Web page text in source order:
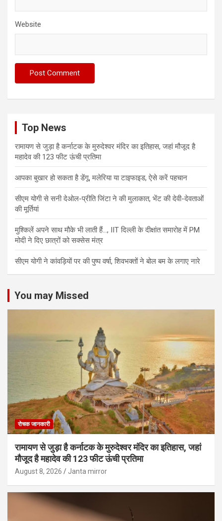
Website
Top News
रामायण से जुड़ा है कर्नाटक के मुरुदेश्वर मंदिर का इतिहास, जहां मौजूद है
महादेव की 123 फीट ऊंची प्रतिमा
आपका बुखार हो सकता है डेंगू, मलेरिया या टाइफाइड, ऐसे करें पहचान
सीएम योगी से सनी देओल-प्रीति जिंटा ने की मुलाकात, भेंट की देवी-देवताओं
की मूर्तियां
मुश्किलें अपने साथ मौके भी लाती हैं…, IIT दिल्ली के दीक्षांत समारोह में PM
मोदी ने दिए छात्रों को सक्सेस मंत्र
सीएम योगी ने कांवड़ियों पर की पुष्प वर्षा, शिवभक्तों ने बोल बम के लगाए नारे
You may Missed
रोचक जानकारी
रामायण से जुड़ा है कर्नाटक के मुरुदेश्वर मंदिर का इतिहास, जहां
मौजूद है महादेव की 123 फीट ऊंची प्रतिमा
August 8, 2026 Janta mirror